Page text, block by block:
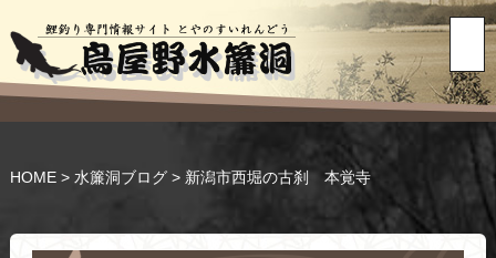
HOME> 水簾洞ブログ> 新潟市西堀の古刹 本覚寺